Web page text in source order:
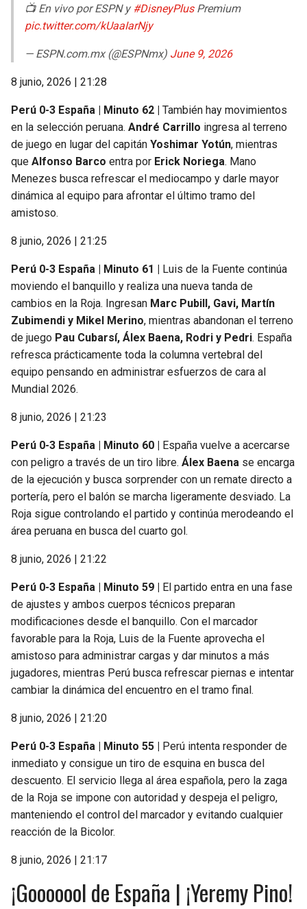
📺 En vivo por ESPN y#DisneyPlusPremium
pic.twitter.com/kUaaIarNjy
— ESPN.com.mx (@ESPNmx) June 9, 2026
8 junio, 2026 | 21:28
Perú 0-3 España | Minuto 62 | También hay movimientos
en la selección peruana. André Carrillo ingresa al terreno
de juego en lugar del capitán Yoshimar Yotún, mientras
que Alfonso Barco entra por Erick Noriega. Mano
Menezes busca refrescar el mediocampo y darle mayor
dinámica al equipo para afrontar el último tramo del
amistoso.
8 junio, 2026 | 21:25
Perú 0-3 España | Minuto 61 | Luis de la Fuente continúa
moviendo el banquillo y realiza una nueva tanda de
cambios en la Roja. Ingresan Marc Pubill, Gavi, Martín
Zubimendi y Mikel Merino, mientras abandonan el terreno
de juego Pau Cubarsí, Álex Baena, Rodri y Pedri. España
refresca prácticamente toda la columna vertebral del
equipo pensando en administrar esfuerzos de cara al
Mundial 2026.
8 junio, 2026 | 21:23
Perú 0-3 España | Minuto 60 | España vuelve a acercarse
con peligro a través de un tiro libre. Álex Baena se encarga
de la ejecución y busca sorprender con un remate directo a
portería, pero el balón se marcha ligeramente desviado. La
Roja sigue controlando el partido y continúa merodeando el
área peruana en busca del cuarto gol.
8 junio, 2026 | 21:22
Perú 0-3 España | Minuto 59 | El partido entra en una fase
de ajustes y ambos cuerpos técnicos preparan
modificaciones desde el banquillo. Con el marcador
favorable para la Roja, Luis de la Fuente aprovecha el
amistoso para administrar cargas y dar minutos a más
jugadores, mientras Perú busca refrescar piernas e intentar
cambiar la dinámica del encuentro en el tramo final.
8 junio, 2026 | 21:20
Perú 0-3 España | Minuto 55 | Perú intenta responder de
inmediato y consigue un tiro de esquina en busca del
descuento. El servicio llega al área española, pero la zaga
de la Roja se impone con autoridad y despeja el peligro,
manteniendo el control del marcador y evitando cualquier
reacción de la Bicolor.
8 junio, 2026 | 21:17
¡Gooooool de España | ¡Yeremy Pino!